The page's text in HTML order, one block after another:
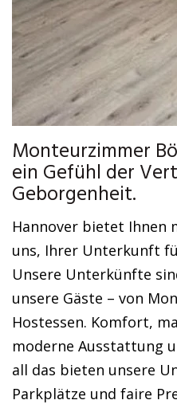
Monteurzimmer
ein Gefühl der
Geborgenheit.
Hannover bietet Ihnen
uns, Ihrer Unterkunft
Unsere Unterkünfte
unsere Gäste – von
Hostessen. Komfort,
moderne Ausstattung
all das bieten unsere
Parkplätze und faire